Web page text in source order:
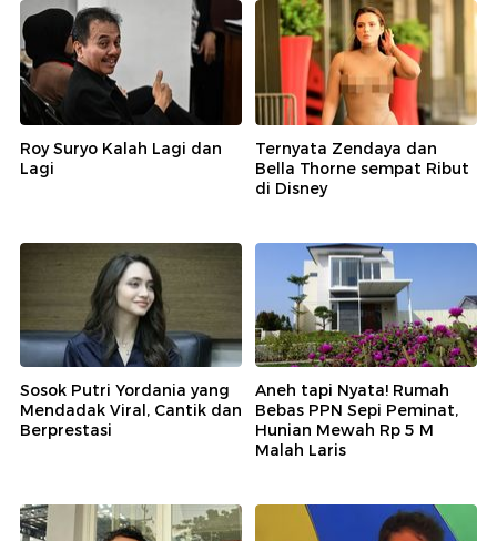
Roy Suryo Kalah Lagi dan
Lagi
Ternyata Zendaya dan
Bella Thorne sempat Ribut
di Disney
Sosok Putri Yordania yang
Mendadak Viral, Cantik dan
Berprestasi
Aneh tapi Nyata! Rumah
Bebas PPN Sepi Peminat,
Hunian Mewah Rp 5 M
Malah Laris